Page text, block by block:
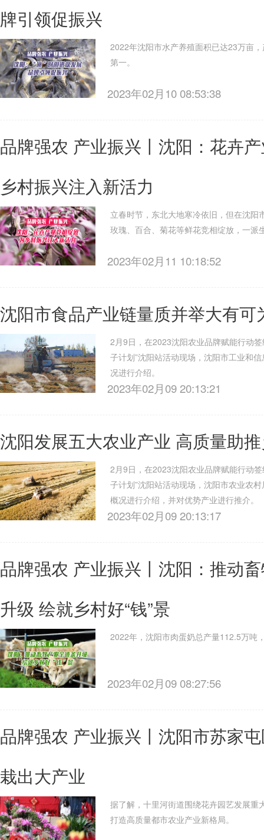
牌引领促振兴
2022年沈阳市水产养殖面积已达23万亩
第一。
2023年02月10 08:53:38
品牌强农 产业振兴丨沈阳：花卉
乡村振兴注入新活力
立春时节，东北大地寒冷依旧，但在沈阳
玫瑰、百合、菊花等鲜花竞相绽放，一派
2023年02月11 10:18:52
沈阳市食品产业链量质并举大有可
2月9日，在2023沈阳农业品牌赋能行动
子计划”沈阳站活动现场，沈阳市工业和
况进行介绍。
2023年02月09 20:13:21
沈阳发展五大农业产业 高质量助
2月9日，在2023沈阳农业品牌赋能行动
子计划”沈阳站活动现场，沈阳市农业农
概况进行介绍，并对优势产业进行推介。
2023年02月09 20:13:17
品牌强农 产业振兴丨沈阳：推动
升级 绘就乡村好“钱”景
2022年，沈阳市肉蛋奶总产量112.5万吨
2023年02月09 08:27:56
品牌强农 产业振兴丨沈阳市苏家
栽出大产业
据了解，十里河街道围绕花卉园艺发展重
打造高质量都市农业产业新格局。